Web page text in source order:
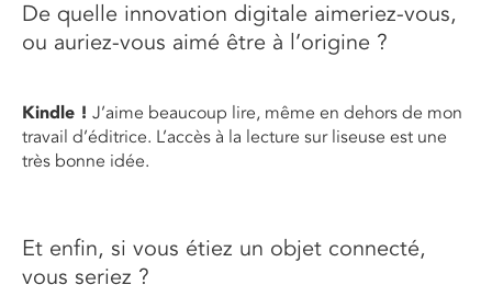
De quelle innovation digitale aimeriez-vous,
ou auriez-vous aimé être à l’origine ?
Kindle ! J’aime beaucoup lire, même en dehors de mon
travail d’éditrice. L’accès à la lecture sur liseuse est une
très bonne idée.
Et enfin, si vous étiez un objet connecté,
vous seriez ?